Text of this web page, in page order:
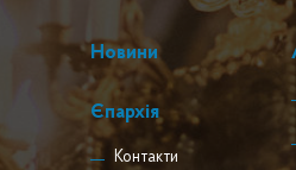
Новини
Єпархія
Контакти